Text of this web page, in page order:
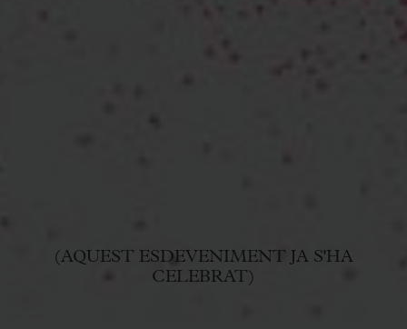
(AQUEST ESDEVENIMENT JA S'HA
CELEBRAT)